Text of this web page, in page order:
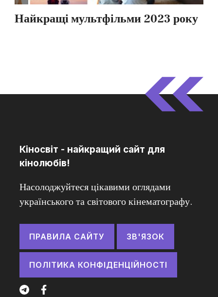
Кіносвіт - найкращий сайт для
кінолюбів!
Насолоджуйтеся цікавими оглядами
українського та світового кінематографу.
ПРАВИЛА САЙТУ ЗВ'ЯЗОК
ПОЛІТИКА КОНФІДЕНЦІЙНОСТІ